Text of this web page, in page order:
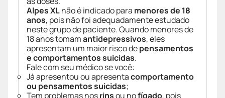
Alpes XLnão é indicado para menores de 18
anos, pois não foi adequadamente estudado
neste grupo de paciente. Quando menores de
18 anos tomamantidepressivos, eles
apresentam um maior risco depensamentos
e comportamentos suicidas.
Fale com seu médico se você:
Já apresentou ou apresentacomportamento
ou pensamentos suicidas;
Tem problemas nosrinsou nofígado, pois